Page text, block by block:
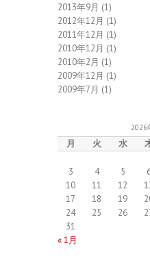
2013年9月 (1)
2012年12月 (1)
2011年12月 (1)
2010年12月 (1)
2010年2月 (1)
2009年12月 (1)
2009年7月 (1)
2026
月 火 水
3
4 5
10
11 12
17
18 19
24
25 26
31
« 1月